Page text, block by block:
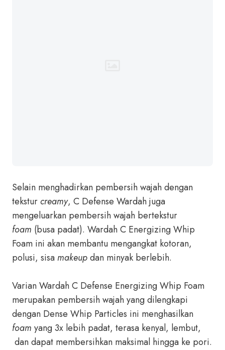
Selain menghadirkan pembersih wajah dengan
teksturcreamy, C Defense Wardah juga
mengeluarkan pembersih wajah bertekstur
foam (busa padat). Wardah C Energizing Whip
Foam ini akan membantu mengangkat kotoran,
polusi, sisamakeupdan minyak berlebih.
Varian Wardah C Defense Energizing Whip Foam
merupakan pembersih wajah yang dilengkapi
dengan Dense Whip Particles ini menghasilkan
foam yang 3x lebih padat, terasa kenyal, lembut,
dan dapat membersihkan maksimal hingga ke pori.